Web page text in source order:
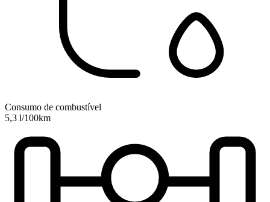
Consumo de combustível
5,3 l/100km